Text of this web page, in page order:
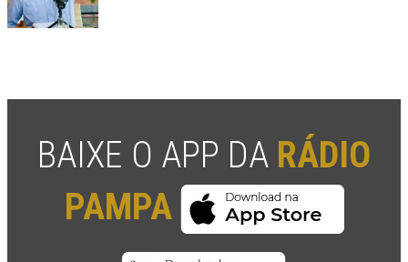
BAIXE O APP DA RÁDIO
PAMPA